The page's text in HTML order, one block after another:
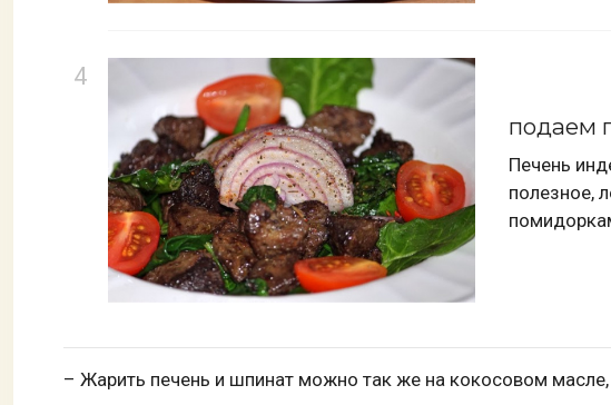
подаем
Печень
полезное,
– Жарить печень и шпинат можно так же на кокосовом